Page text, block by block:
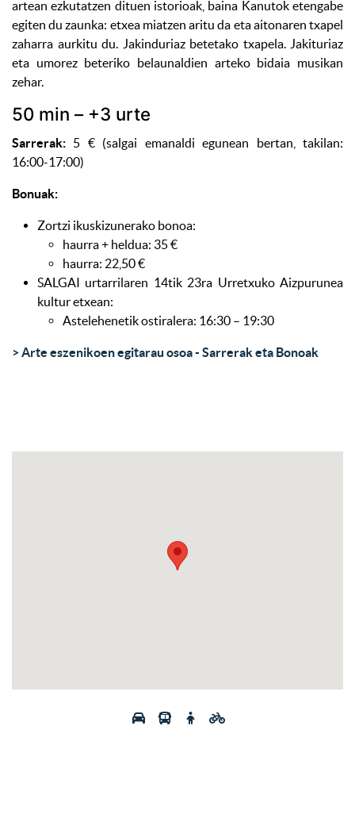
artean ezkutatzen dituen istorioak, baina Kanutok etengabe
egiten du zaunka: etxea miatzen aritu da eta aitonaren txapel
zaharra aurkitu du. Jakinduriaz betetako txapela. Jakituriaz
eta umorez beteriko belaunaldien arteko bidaia musikan
zehar.
50 min – +3 urte
Sarrerak: 5 € (salgai emanaldi egunean bertan, takilan:
16:00-17:00)
Bonuak:
Zortzi ikuskizunerako bonoa:
haurra + heldua: 35 €
haurra: 22,50 €
SALGAI urtarrilaren 14tik 23ra Urretxuko Aizpurunea
kultur etxean:
Astelehenetik ostiralera: 16:30 – 19:30
> Arte eszenikoen egitarau osoa - Sarrerak eta Bonoak